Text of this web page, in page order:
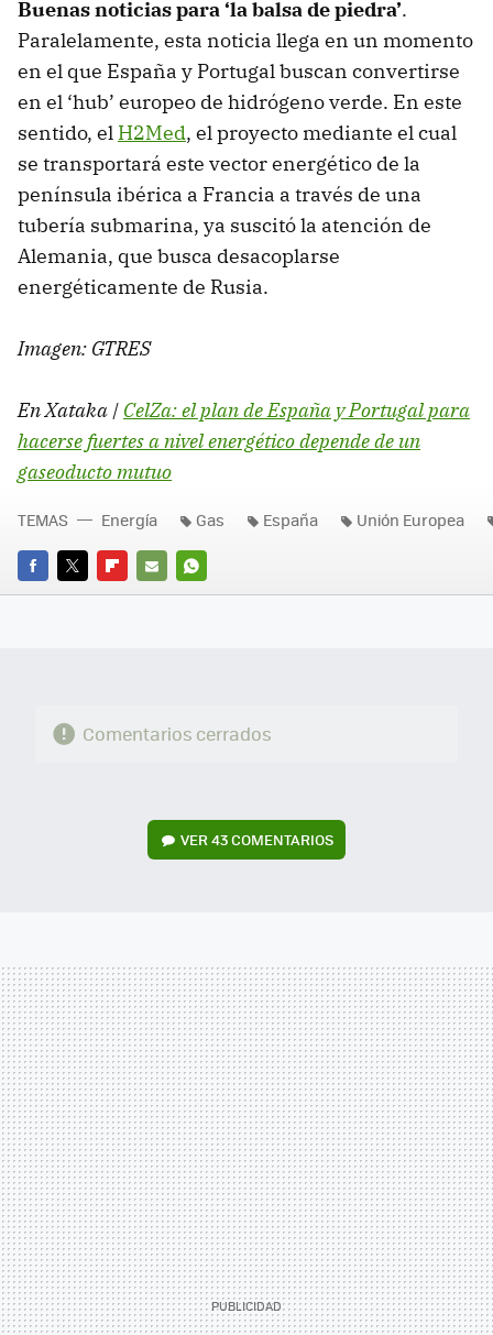
Buenas noticias para ‘la balsa de piedra’.
Paralelamente, esta noticia llega en un momento
en el que España y Portugal buscan convertirse
en el ‘hub’ europeo de hidrógeno verde. En este
sentido, el H2Med, el proyecto mediante el cual
se transportará este vector energético de la
península ibérica a Francia a través de una
tubería submarina, ya suscitó la atención de
Alemania, que busca desacoplarse
energéticamente de Rusia.
Imagen: GTRES
En Xataka | CelZa: el plan de España y Portugal para
hacerse fuertes a nivel energético depende de un
gaseoducto mutuo
FACEBOOK
TWITTERFLIPBOARD
E-
WHATSAPP
TEMAS Energía Gas España Unión Europea
Comentarios cerrados
VER43 COMENTARIOS